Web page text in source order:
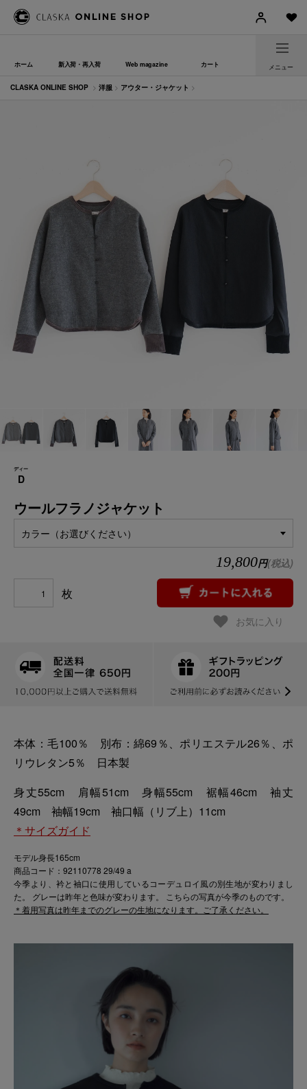
ホーム 新入荷・再入荷 Web magazine カート メニュー
CLASKA ONLINE SHOP > 洋服 > アウター・ジャケット >
D
ディー
ウールフラノジャケット
カラー（お選びください）
19,800円(税込)
枚
お気に入り
本体：毛100％ 別布：綿69％、ポリエステル26％、ポ
リウレタン5％ 日本製
身丈55cm 肩幅51cm 身幅55cm 裾幅46cm 袖丈
49cm 袖幅19cm 袖口幅（リブ上）11cm
＊サイズガイド
モデル身長165cm
商品コード：92110778 29/49 a
今季より、衿と袖口に使用しているコーデュロイ風の別生地が変わりまし
た。 グレーは昨年と色味が変わります。 こちらの写真が今季のものです。
＊着用写真は昨年までのグレーの生地になります。ご了承ください。